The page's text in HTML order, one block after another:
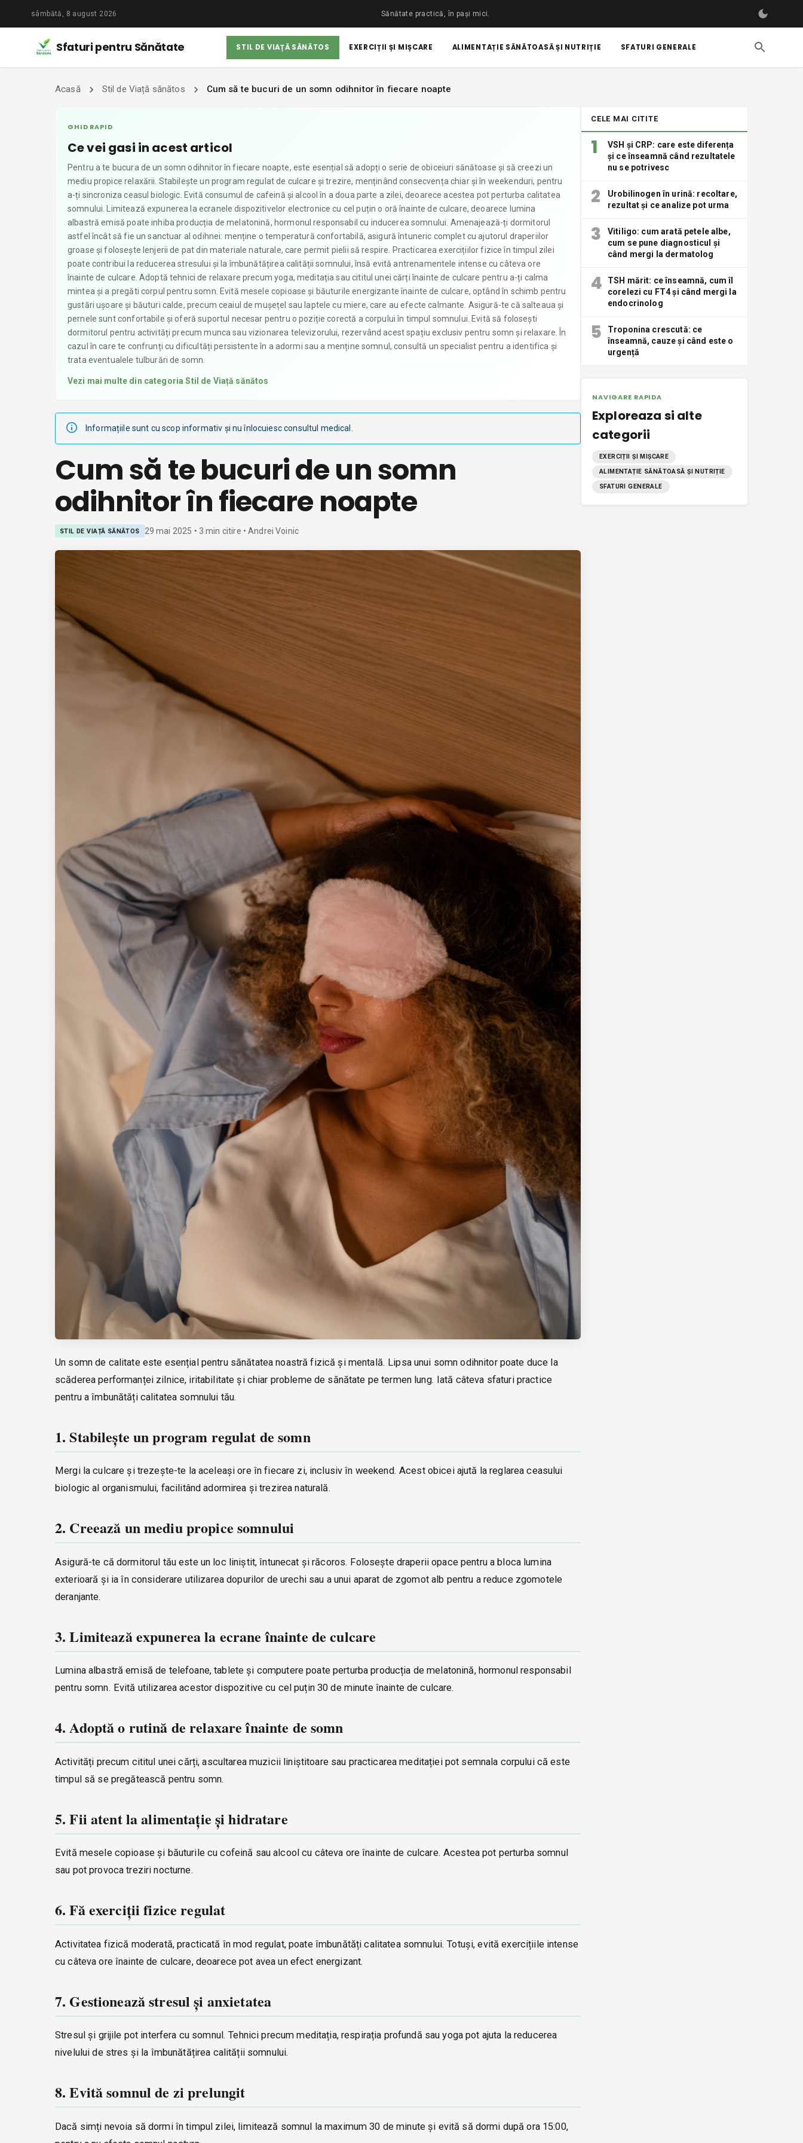
sâmbătă, 8 august 2026 Sănătate practică, în pași mici.
Sfaturi pentru Sănătate STIL DE VIAȚĂ SĂNĂTOS EXERCIȚII ȘI MIȘCARE ALIMENTAȚIE SĂNĂTOASĂ ȘI NUTRIȚIE SFATURI GENERALE
Acasă Stil de Viață sănătos Cum să te bucuri de un somn odihnitor în fiecare noapte
GHID RAPID
Ce vei gasi in acest articol
Pentru a te bucura de un somn odihnitor în fiecare noapte, este esențial să adopți o serie de obiceiuri sănătoase și să creezi un
mediu propice relaxării. Stabilește un program regulat de culcare și trezire, menținând consecvența chiar și în weekenduri, pentru
a-ți sincroniza ceasul biologic. Evită consumul de cafeină și alcool în a doua parte a zilei, deoarece acestea pot perturba calitatea
somnului. Limitează expunerea la ecranele dispozitivelor electronice cu cel puțin o oră înainte de culcare, deoarece lumina
albastră emisă poate inhiba producția de melatonină, hormonul responsabil cu inducerea somnului. Amenajează-ți dormitorul
astfel încât să fie un sanctuar al odihnei: menține o temperatură confortabilă, asigură întuneric complet cu ajutorul draperiilor
groase și folosește lenjerii de pat din materiale naturale, care permit pielii să respire. Practicarea exercițiilor fizice în timpul zilei
poate contribui la reducerea stresului și la îmbunătățirea calității somnului, însă evită antrenamentele intense cu câteva ore
înainte de culcare. Adoptă tehnici de relaxare precum yoga, meditația sau cititul unei cărți înainte de culcare pentru a-ți calma
mintea și a pregăti corpul pentru somn. Evită mesele copioase și băuturile energizante înainte de culcare, optând în schimb pentru
gustări ușoare și băuturi calde, precum ceaiul de mușețel sau laptele cu miere, care au efecte calmante. Asigură-te că salteaua și
pernele sunt confortabile și oferă suportul necesar pentru o poziție corectă a corpului în timpul somnului. Evită să folosești
dormitorul pentru activități precum munca sau vizionarea televizorului, rezervând acest spațiu exclusiv pentru somn și relaxare. În
cazul în care te confrunți cu dificultăți persistente în a adormi sau a menține somnul, consultă un specialist pentru a identifica și
trata eventualele tulburări de somn.
Vezi mai multe din categoriaStil de Viață sănătos
Informațiile sunt cu scop informativ și nu înlocuiesc consultul medical.
Cum să te bucuri de un somn
odihnitor în fiecare noapte
STIL DE VIAȚĂ SĂNĂTOS 29 mai 2025 • 3 min citire • Andrei Voinic
Un somn de calitate este esențial pentru sănătatea noastră fizică și mentală. Lipsa unui somn odihnitor poate duce la
scăderea performanței zilnice, iritabilitate și chiar probleme de sănătate pe termen lung. Iată câteva sfaturi practice
pentru a îmbunătăți calitatea somnului tău.
1. Stabilește un program regulat de somn
Mergi la culcare și trezește-te la aceleași ore în fiecare zi, inclusiv în weekend. Acest obicei ajută la reglarea ceasului
biologic al organismului, facilitând adormirea și trezirea naturală.
2. Creează un mediu propice somnului
Asigură-te că dormitorul tău este un loc liniștit, întunecat și răcoros. Folosește draperii opace pentru a bloca lumina
exterioară și ia în considerare utilizarea dopurilor de urechi sau a unui aparat de zgomot alb pentru a reduce zgomotele
deranjante.
3. Limitează expunerea la ecrane înainte de culcare
Lumina albastră emisă de telefoane, tablete și computere poate perturba producția de melatonină, hormonul responsabil
pentru somn. Evită utilizarea acestor dispozitive cu cel puțin 30 de minute înainte de culcare.
4. Adoptă o rutină de relaxare înainte de somn
Activități precum cititul unei cărți, ascultarea muzicii liniștitoare sau practicarea meditației pot semnala corpului că este
timpul să se pregătească pentru somn.
5. Fii atent la alimentație și hidratare
Evită mesele copioase și băuturile cu cofeină sau alcool cu câteva ore înainte de culcare. Acestea pot perturba somnul
sau pot provoca treziri nocturne.
6. Fă exerciții fizice regulat
Activitatea fizică moderată, practicată în mod regulat, poate îmbunătăți calitatea somnului. Totuși, evită exercițiile intense
cu câteva ore înainte de culcare, deoarece pot avea un efect energizant.
7. Gestionează stresul și anxietatea
Stresul și grijile pot interfera cu somnul. Tehnici precum meditația, respirația profundă sau yoga pot ajuta la reducerea
nivelului de stres și la îmbunătățirea calității somnului.
8. Evită somnul de zi prelungit
Dacă simți nevoia să dormi în timpul zilei, limitează somnul la maximum 30 de minute și evită să dormi după ora 15:00,
CELE MAI CITITE
1
VSH și CRP: care este diferența
și ce înseamnă când rezultatele
nu se potrivesc
2
Urobilinogen în urină: recoltare,
rezultat și ce analize pot urma
3
Vitiligo: cum arată petele albe,
cum se pune diagnosticul și
când mergi la dermatolog
4
TSH mărit: ce înseamnă, cum îl
corelezi cu FT4 și când mergi la
endocrinolog
5
Troponina crescută: ce
înseamnă, cauze și când este o
urgență
NAVIGARE RAPIDA
Exploreaza si alte
categorii
EXERCIȚII ȘI MIȘCARE
ALIMENTAȚIE SĂNĂTOASĂ ȘI NUTRIȚIE
SFATURI GENERALE